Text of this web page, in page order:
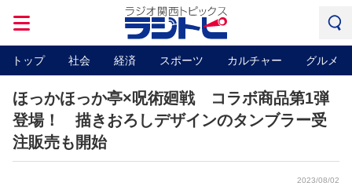
トップ 社会 経済 スポーツ カルチャー グルメ
ほっかほっか亭×呪術廻戦 コラボ商品第1弾
登場！ 描きおろしデザインのタンブラー受
注販売も開始
2023/08/02